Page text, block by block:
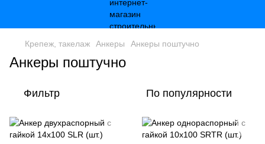
Крепеж, такелаж Анкеры Анкеры поштучно
Анкеры поштучно
Фильтр По популярности